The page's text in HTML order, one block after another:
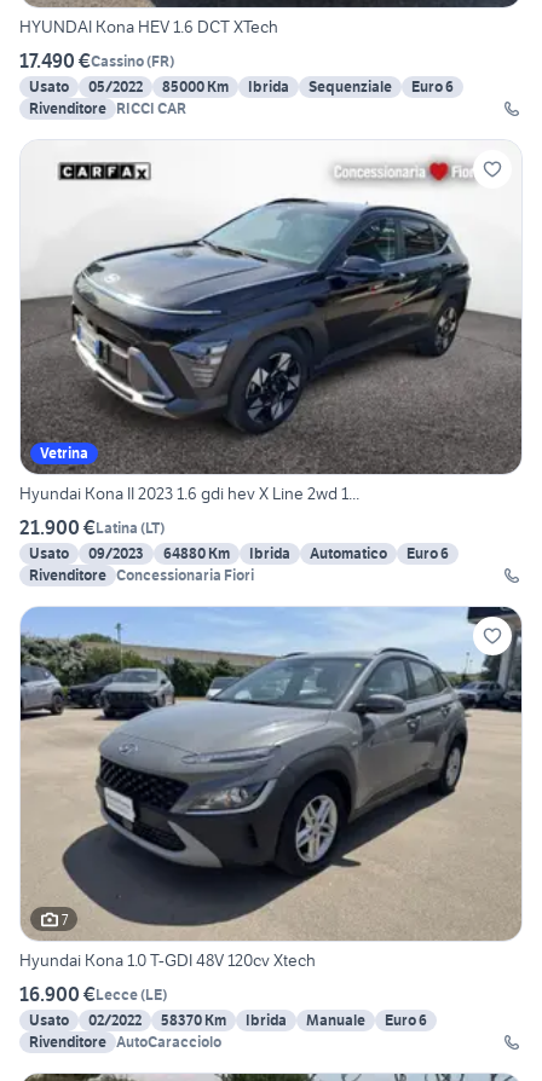
HYUNDAI Kona HEV 1.6 DCT XTech
17.490 €Cassino(FR)
Usato
05/2022 85000 Km Ibrida Sequenziale
Euro 6
Rivenditore RICCI CAR
Vetrina
Hyundai Kona II 2023 1.6 gdi hev X Line 2wd 1...
21.900 €Latina (LT)
Usato
09/2023 64880 Km Ibrida Automatico
Euro 6
Rivenditore Concessionaria Fiori
7
Hyundai Kona 1.0 T-GDI 48V 120cv Xtech
16.900 €Lecce(LE)
Usato
02/2022 58370 Km Ibrida Manuale
Euro 6
Rivenditore AutoCaracciolo